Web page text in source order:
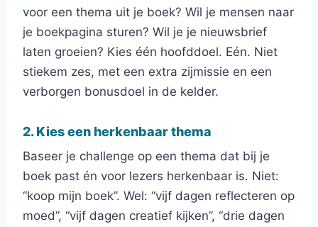
voor een thema uit je boek? Wil je mensen naar
je boekpagina sturen? Wil je je nieuwsbrief
laten groeien? Kies één hoofddoel. Eén. Niet
stiekem zes, met een extra zijmissie en een
verborgen bonusdoel in de kelder.
2. Kies een herkenbaar thema
Baseer je challenge op een thema dat bij je
boek past én voor lezers herkenbaar is. Niet:
“koop mijn boek”. Wel: “vijf dagen reflecteren op
moed”, “vijf dagen creatief kijken”, “drie dagen